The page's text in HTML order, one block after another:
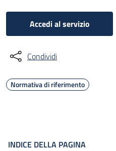
Accedi al servizio
Condividi
Normativa di riferimento
INDICE DELLA PAGINA